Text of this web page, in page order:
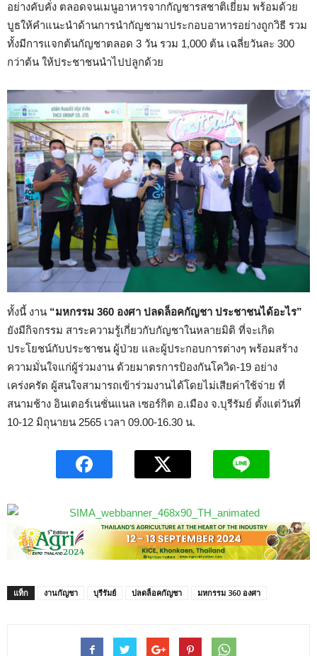
อย่างคับคั่ง ตลอดจนเมนูอาหารจากกัญชารสชาติเยี่ยม พร้อมด้วย
บูธให้คำแนะนำด้านการนำกัญชามาประกอบอาหารอย่างถูกวิธี รวม
ทั้งมีการแจกต้นกัญชาตลอด 3 วัน รวม 1,000 ต้น เฉลี่ยวันละ 300
กว่าต้น ให้ประชาชนนำไปปลูกด้วย
ทั้งนี้ งาน “มหกรรม 360 องศา ปลดล็อคกัญชา ประชาชนได้อะไร”
ยังมีกิจกรรม สาระความรู้เกี่ยวกับกัญชาในหลายมิติ ที่จะเกิด
ประโยชน์กับประชาชน ผู้ป่วย และผู้ประกอบการต่างๆ พร้อมสร้าง
ความมั่นใจแก่ผู้ร่วมงาน ด้วยมาตรการป้องกันโควิด-19 อย่าง
เคร่งครัด ผู้สนใจสามารถเข้าร่วมงานได้โดยไม่เสียค่าใช้จ่าย ที่
สนามช้าง อินเตอร์เนชั่นแนล เซอร์กิต อ.เมือง จ.บุรีรัมย์ ตั้งแต่วันที่
10-12 มิถุนายน 2565 เวลา 09.00-16.30 น.
แท็ก งานกัญชา บุรีรัมย์ ปลดล็อคกัญชา มหกรรม 360 องศา